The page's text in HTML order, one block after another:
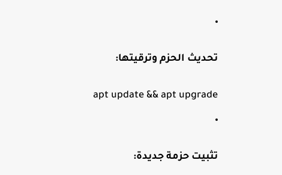
تحديث الحزم وترقيتها:
apt update && apt upgrade
تثبيت حزمة جديدة: